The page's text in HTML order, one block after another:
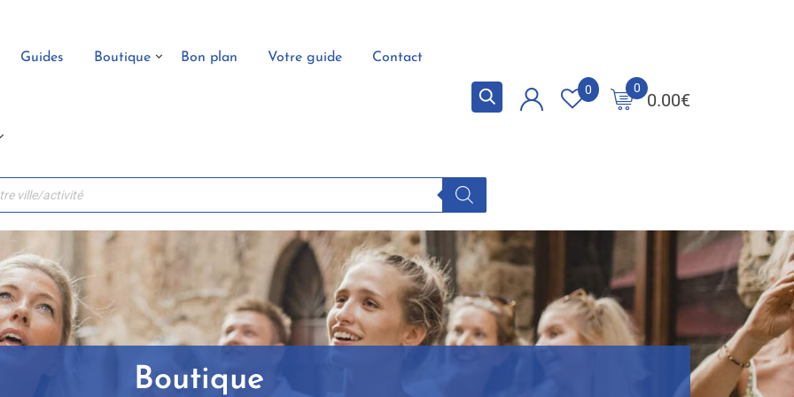
Guides Boutique Bon plan Votre guide Contact
0.00€
0
0
Boutique